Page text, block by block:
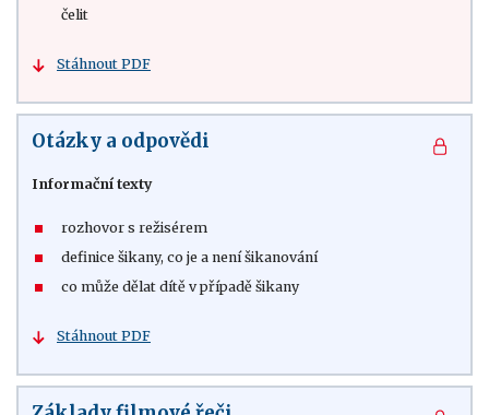
čelit
Stáhnout PDF
Otázky a odpovědi
Informační texty
rozhovor s režisérem
definice šikany, co je a není šikanování
co může dělat dítě v případě šikany
Stáhnout PDF